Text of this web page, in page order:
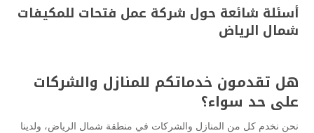
أسئلة شائعة حول شركة عمل فتحات للمكيفات
شمال الرياض
هل تقدمون خدماتكم للمنازل والشركات
على حد سواء؟
نحن نخدم كل من المنازل والشركات في منطقة شمال الرياض، ولدينا